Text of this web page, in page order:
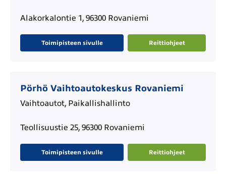
Alakorkalontie 1, 96300 Rovaniemi
Toimipisteen sivulle Reittiohjeet
Pörhö Vaihtoautokeskus Rovaniemi
Vaihtoautot, Paikallishallinto
Teollisuustie 25, 96300 Rovaniemi
Toimipisteen sivulle Reittiohjeet